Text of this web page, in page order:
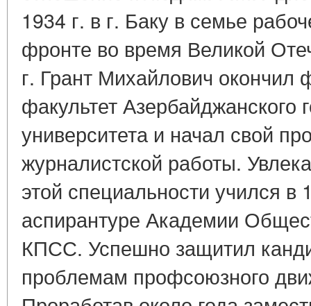
1934 г. в г. Баку в семье
фронте во время Великой
г. Грант Михайлович окончил
факультет Азербайджанского
университета и начал свой
журналистской работы.
этой специальности учился в
аспирантуре Академии
КПСС. Успешно защитил
проблемам профсоюзного